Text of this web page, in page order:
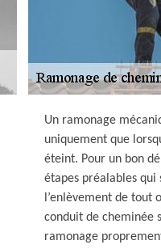
Un ramonage
uniquement que
éteint. Pour un bon
étapes préalables qui
l’enlèvement de tout
conduit de cheminée
ramonage